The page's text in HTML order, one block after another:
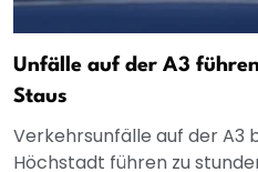
Unfälle auf der A3
Staus
Verkehrsunfälle auf der A3
Höchstadt führen zu